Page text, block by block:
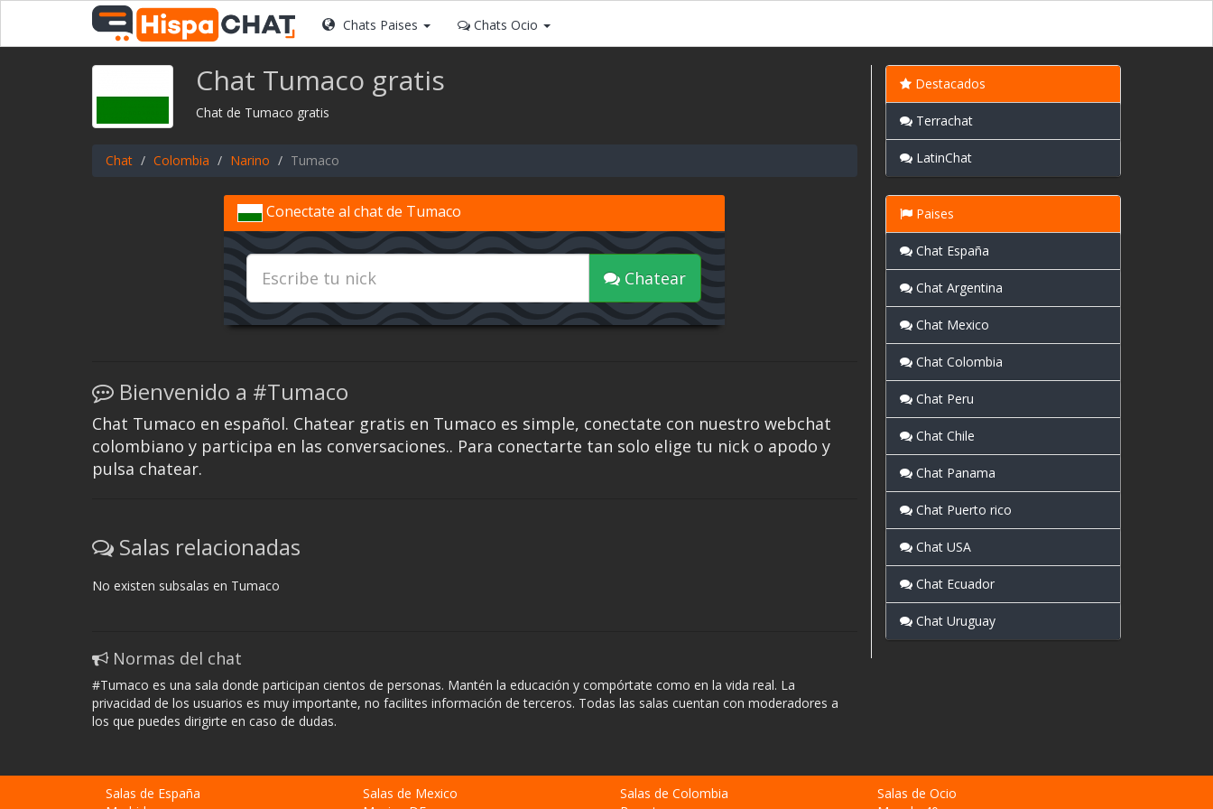
Chats Paises Chats Ocio
Chat Tumaco gratis
Chat de Tumaco gratis
Chat Colombia Narino Tumaco
Conectate al chat de Tumaco
Chatear
Bienvenido a #Tumaco
Chat Tumaco en español. Chatear gratis en Tumaco es simple, conectate con nuestro webchat
colombiano y participa en las conversaciones.. Para conectarte tan solo elige tu nick o apodo y
pulsa chatear.
Salas relacionadas
No existen subsalas en Tumaco
Normas del chat
#Tumaco es una sala donde participan cientos de personas. Mantén la educación y compórtate como en la vida real. La
privacidad de los usuarios es muy importante, no facilites información de terceros. Todas las salas cuentan con moderadores a
los que puedes dirigirte en caso de dudas.
Destacados
Terrachat
LatinChat
Paises
Chat España
Chat Argentina
Chat Mexico
Chat Colombia
Chat Peru
Chat Chile
Chat Panama
Chat Puerto rico
Chat USA
Chat Ecuador
Chat Uruguay
Salas de España
Salas de Mexico
Salas de Colombia
Salas de Ocio